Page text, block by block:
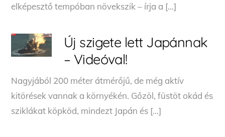
elképesztő tempóban növekszik – írja a […]
Új szigete lett Japánnak
– Videóval!
Nagyjából 200 méter átmérőjű, de még aktív
kitörések vannak a környékén. Gőzöl, füstöt okád és
sziklákat köpköd, mindezt Japán és […]